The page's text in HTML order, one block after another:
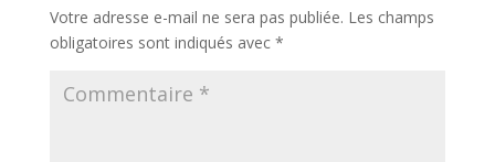
Votre adresse e-mail ne sera pas publiée. Les champs
obligatoires sont indiqués avec *